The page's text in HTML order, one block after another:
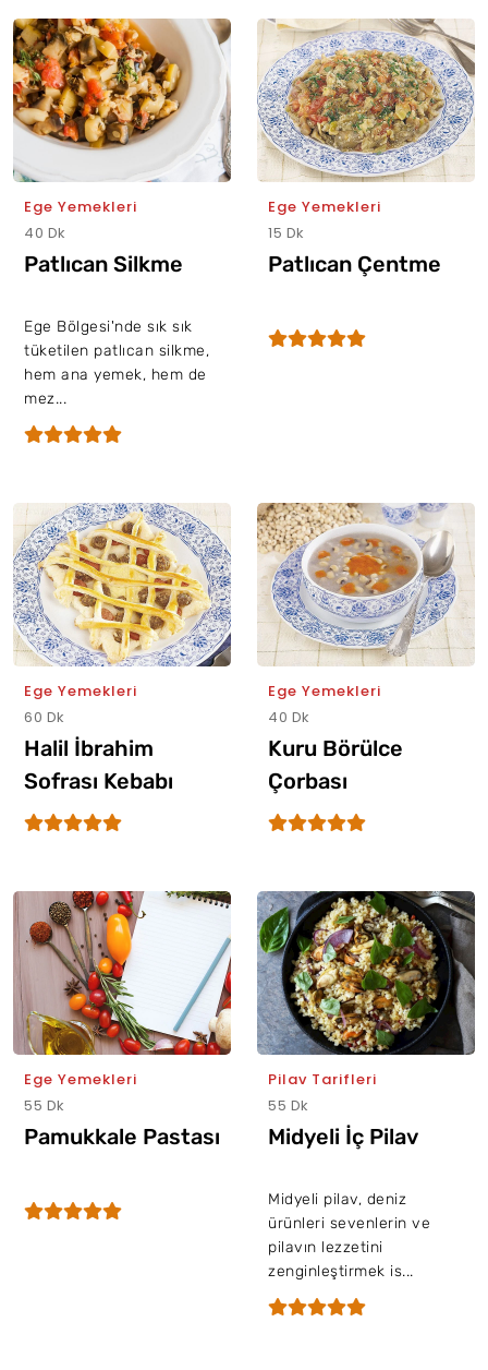
Ege Yemekleri
40 Dk
Patlıcan Silkme
Ege Bölgesi'nde sık sık
tüketilen patlıcan silkme,
hem ana yemek, hem de
mez...
Ege Yemekleri
15 Dk
Patlıcan Çentme
Ege Yemekleri
60 Dk
Halil İbrahim
Sofrası Kebabı
Ege Yemekleri
40 Dk
Kuru Börülce
Çorbası
Ege Yemekleri
55 Dk
Pamukkale Pastası
Pilav Tarifleri
55 Dk
Midyeli İç Pilav
Midyeli pilav, deniz
ürünleri sevenlerin ve
pilavın lezzetini
zenginleştirmek is...